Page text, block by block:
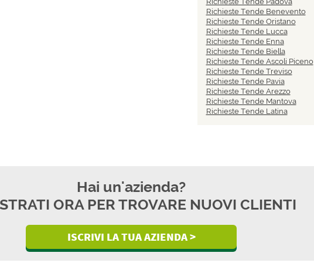
Richieste Tende Benevento
Richieste Tende Oristano
Richieste Tende Lucca
Richieste Tende Enna
Richieste Tende Biella
Richieste Tende Ascoli Piceno
Richieste Tende Treviso
Richieste Tende Pavia
Richieste Tende Arezzo
Richieste Tende Mantova
Richieste Tende Latina
Hai un'azienda?
ORA PER TROVARE NUOVI CLIENTI
ISCRIVI LA TUA AZIENDA >